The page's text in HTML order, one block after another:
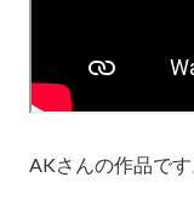
AKさんの作品です